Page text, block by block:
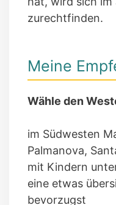
zurechtfinden.
Meine
Wähle den
im Südwesten
Palmanova,
mit Kindern
eine etwas
bevorzugst